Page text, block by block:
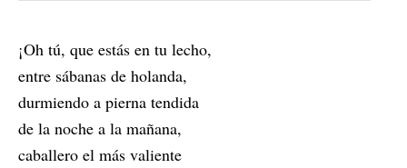
¡Oh tú, que estás en tu lecho,
entre sábanas de holanda,
durmiendo a pierna tendida
de la noche a la mañana,
caballero el más valiente